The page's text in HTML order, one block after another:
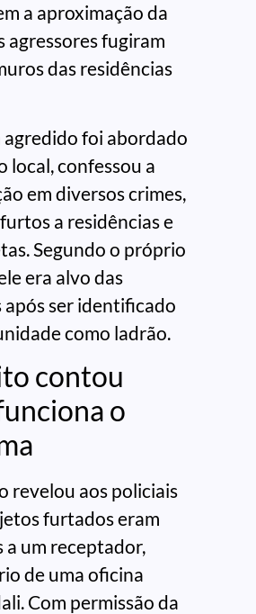
a aproximação da
agressores fugiram
das residências
agredido foi abordado
local, confessou a
em diversos crimes,
a residências e
Segundo o próprio
era alvo das
após ser identificado
como ladrão.
contou
o
revelou aos policiais
furtados eram
a um receptador,
de uma oficina
Com permissão da